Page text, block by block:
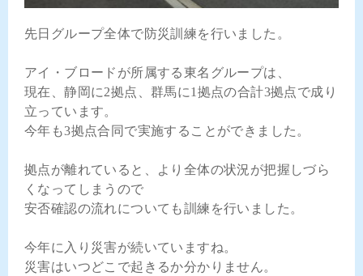
先日グループ全体で防災訓練を行いました。
アイ・ブロードが所属する東名グループは、
現在、静岡に2拠点、群馬に1拠点の合計3拠点で成り
立っています。
今年も3拠点合同で実施することができました。
拠点が離れていると、より全体の状況が把握しづら
くなってしまうので
安否確認の流れについても訓練を行いました。
今年に入り災害が続いていますね。
災害はいつどこで起きるか分かりません。